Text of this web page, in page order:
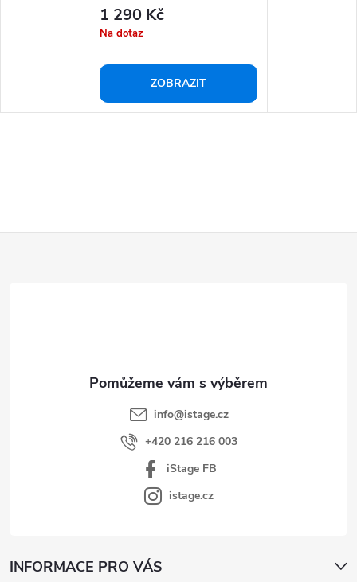
1 290 Kč
Na dotaz
ZOBRAZIT
info@istage.cz
+420 216 216 003
iStage FB
istage.cz
INFORMACE PRO VÁS